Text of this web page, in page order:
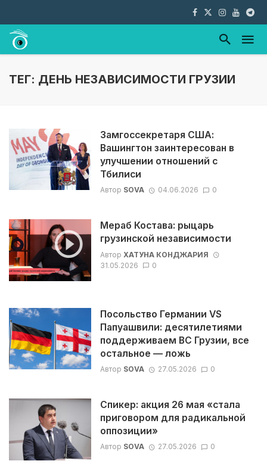
ТЕГ: ДЕНЬ НЕЗАВИСИМОСТИ ГРУЗИИ
Замгоссекретаря США:
Вашингтон заинтересован в
улучшении отношений с
Тбилиси
Автор SOVA 04.06.2026 0
Мераб Костава: рыцарь
грузинской независимости
Автор ХАТУНА КОНДЖАРИЯ
31.05.2026
0
Посольство Германии VS
Папуашвили: десятилетиями
поддерживаем ВС Грузии, все
остальное — ложь
Автор SOVA 27.05.2026 0
Спикер: акция 26 мая «стала
приговором для радикальной
оппозиции»
Автор SOVA 27.05.2026 0